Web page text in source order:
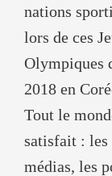
nations
lors de ces
Olympiques
2018 en
Tout le
satisfait : les
médias, les